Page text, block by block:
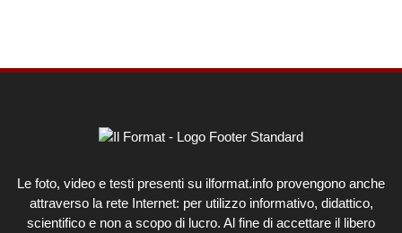
Le foto, video e testi presenti su ilformat.info provengono anche
attraverso la rete Internet: per utilizzo informativo, didattico,
scientifico e non a scopo di lucro. Al fine di accettare il libero